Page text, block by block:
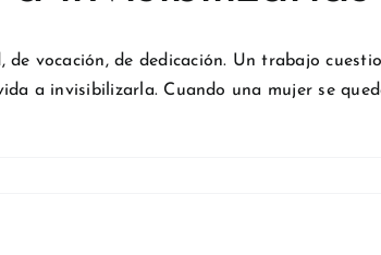
vocación, de dedicación. Un trabajo
a invisibilizarla. Cuando una mujer se